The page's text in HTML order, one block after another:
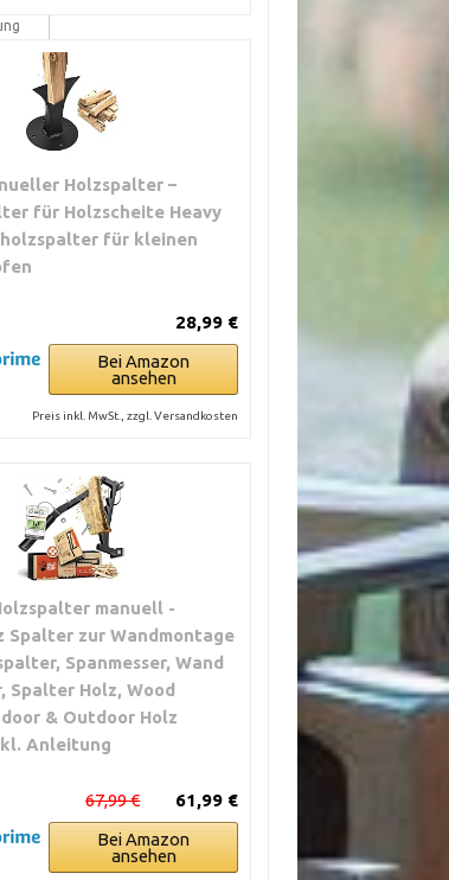
Holzspalter –
für Holzscheite Heavy
für kleinen
28,99 €
Bei Amazon
ansehen
Preis inkl. MwSt., zzgl. Versandkosten
manuell -
Spalter zur Wandmontage
Spanmesser, Wand
Spalter Holz, Wood
& Outdoor Holz
Anleitung
61,99 €
67,99 €
Bei Amazon
ansehen